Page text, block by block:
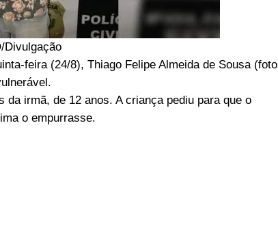
Divulgação
feira (24/8), Thiago Felipe Almeida de Sousa (foto
irmã, de 12 anos. A criança pediu para que o
o empurrasse.